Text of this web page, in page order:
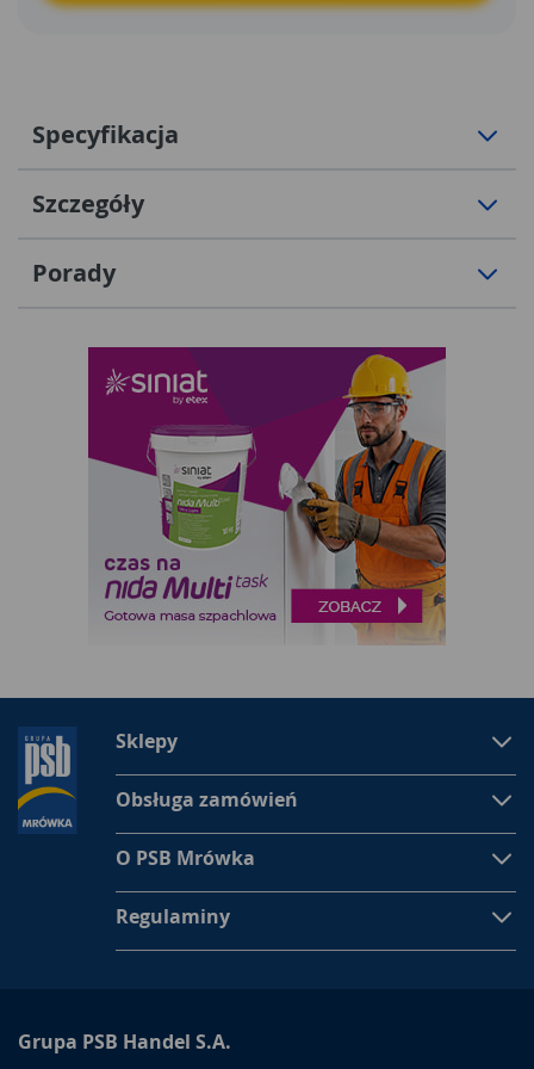
Specyfikacja
Szczegóły
Porady
Sklepy
Obsługa zamówień
O PSB Mrówka
Regulaminy
Grupa PSB Handel S.A.